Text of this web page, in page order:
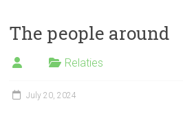
The people around
Relaties
July 20, 2024